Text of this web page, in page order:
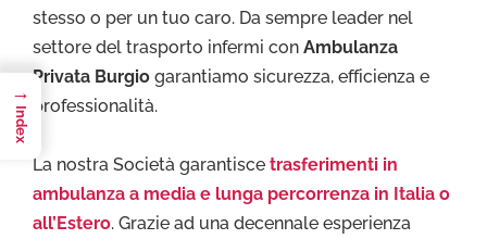
stesso o per un tuo caro. Da sempre leader nel
settore del trasporto infermi con Ambulanza
Privata Burgio garantiamo sicurezza, efficienza e
professionalità.
La nostra Società garantisce trasferimenti in
ambulanza a media e lunga percorrenza in Italia o
all’Estero. Grazie ad una decennale esperienza
→
Index